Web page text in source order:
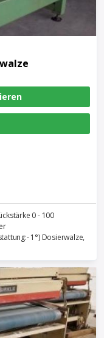
0 - 100
1°) Dosierwalze,